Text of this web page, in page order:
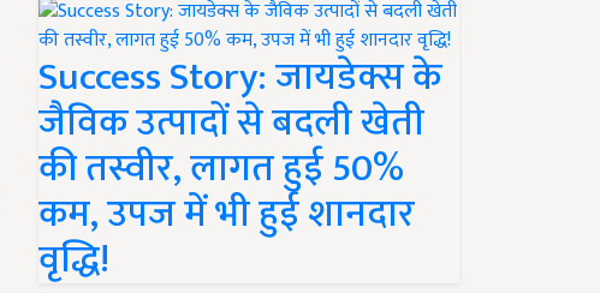
Success Story: जायडेक्स के
जैविक उत्पादों से बदली खेती
की तस्वीर, लागत हुई 50%
कम, उपज में भी हुई शानदार
वृद्धि!